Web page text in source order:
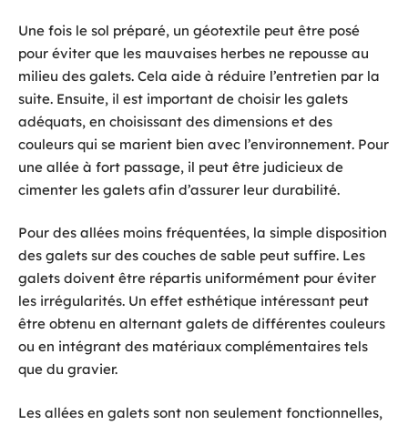
Une fois le sol préparé, un géotextile peut être posé
pour éviter que les mauvaises herbes ne repousse au
milieu des galets. Cela aide à réduire l’entretien par la
suite. Ensuite, il est important de choisir les galets
adéquats, en choisissant des dimensions et des
couleurs qui se marient bien avec l’environnement. Pour
une allée à fort passage, il peut être judicieux de
cimenter les galets afin d’assurer leur durabilité.
Pour des allées moins fréquentées, la simple disposition
des galets sur des couches de sable peut suffire. Les
galets doivent être répartis uniformément pour éviter
les irrégularités. Un effet esthétique intéressant peut
être obtenu en alternant galets de différentes couleurs
ou en intégrant des matériaux complémentaires tels
que du gravier.
Les allées en galets sont non seulement fonctionnelles,